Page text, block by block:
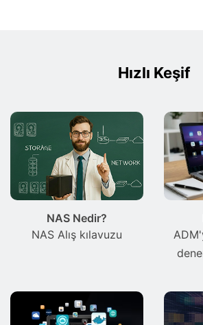
Hızlı Keşif
NAS Nedir?
NAS Alış kılavuzu